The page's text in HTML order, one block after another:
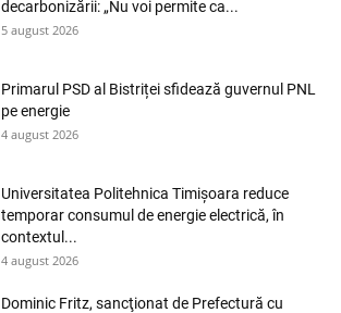
decarbonizării: „Nu voi permite ca...
5 august 2026
Primarul PSD al Bistriței sfidează guvernul PNL
pe energie
4 august 2026
Universitatea Politehnica Timișoara reduce
temporar consumul de energie electrică, în
contextul...
4 august 2026
Dominic Fritz, sancţionat de Prefectură cu